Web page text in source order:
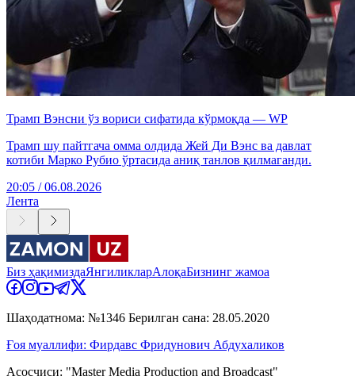
Трамп Вэнсни ўз вориси сифатида кўрмоқда — WP
Трамп шу пайтгача омма олдида Жей Ди Вэнс ва давлат
котиби Марко Рубио ўртасида аниқ танлов қилмаганди.
20:05 / 06.08.2026
Лента
Биз ҳақимиздаЯнгиликларАлоқаБизнинг жамоа
Шаҳодатнома: №1346 Берилган сана: 28.05.2020
Ғоя муаллифи: Фирдавс Фридунович Абдухаликов
Асосчиси: "Master Media Production and Broadcast"